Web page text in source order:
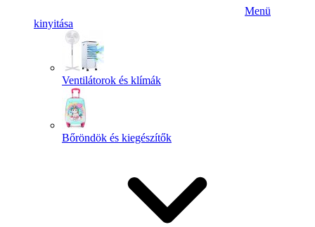
Menü
kinyitása
Ventilátorok és klímák
Bőröndök és kiegészítők